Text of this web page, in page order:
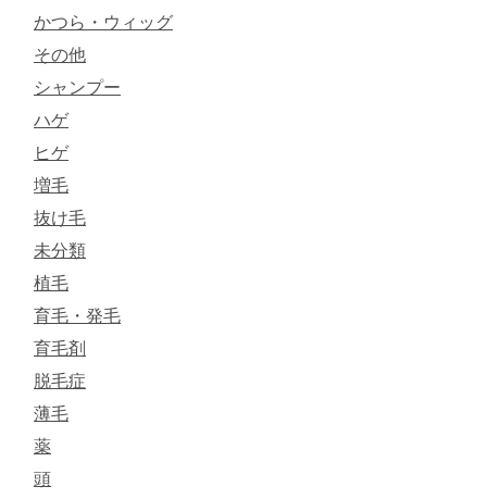
かつら・ウィッグ
その他
シャンプー
ハゲ
ヒゲ
増毛
抜け毛
未分類
植毛
育毛・発毛
育毛剤
脱毛症
薄毛
薬
頭